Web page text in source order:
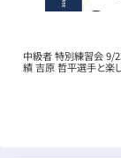
中級者 特別練習会 9/
績 吉原 哲平選手と楽し